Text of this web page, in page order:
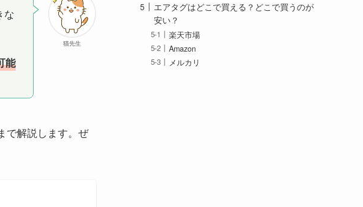
猫先生
な
能
で解説します。ぜ
エアタグはどこで買える？どこで買うのが
安い？
楽天市場
Amazon
メルカリ